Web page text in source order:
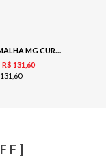
KIMONO MALHA MG CURTA -PRETO / PRATA
R$ 131 60
131 60